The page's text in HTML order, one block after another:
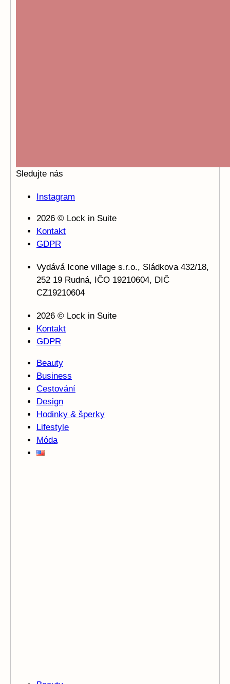
Sledujte nás
Instagram
2026 © Lock in Suite
Kontakt
GDPR
Vydává Icone village s.r.o., Sládkova 432/18,
252 19 Rudná, IČO 19210604, DIČ
CZ19210604
2026 © Lock in Suite
Kontakt
GDPR
Beauty
Business
Cestování
Design
Hodinky & šperky
Lifestyle
Móda